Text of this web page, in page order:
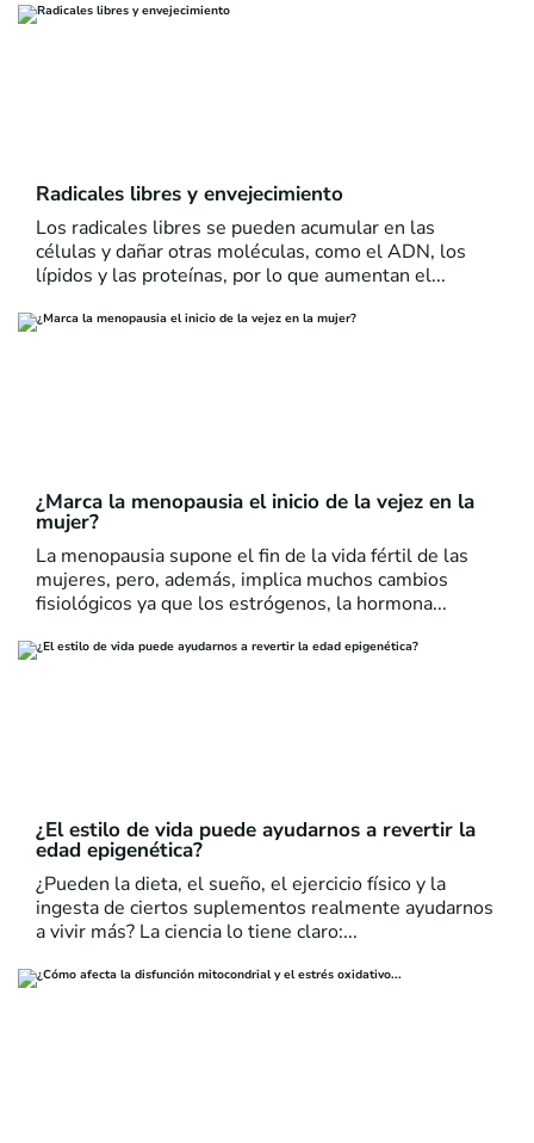
Radicales libres y envejecimiento
Los radicales libres se pueden acumular en las
células y dañar otras moléculas, como el ADN, los
lípidos y las proteínas, por lo que aumentan el...
¿Marca la menopausia el inicio de la vejez en la
mujer?
La menopausia supone el fin de la vida fértil de las
mujeres, pero, además, implica muchos cambios
fisiológicos ya que los estrógenos, la hormona...
¿El estilo de vida puede ayudarnos a revertir la
edad epigenética?
¿Pueden la dieta, el sueño, el ejercicio físico y la
ingesta de ciertos suplementos realmente ayudarnos
a vivir más? La ciencia lo tiene claro:...